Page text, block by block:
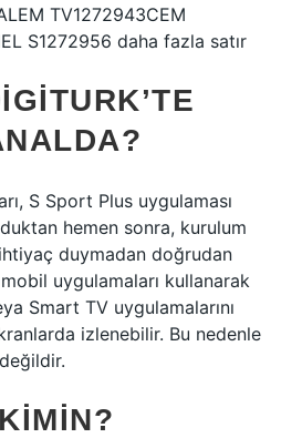
TV1272943CEM
S1272956 daha fazla satır
S Sport Plus uygulaması
hemen sonra, kurulum
duymadan doğrudan
uygulamaları kullanarak
Smart TV uygulamalarını
izlenebilir. Bu nedenle